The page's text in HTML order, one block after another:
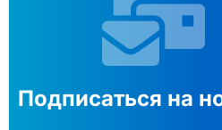
Подписаться на